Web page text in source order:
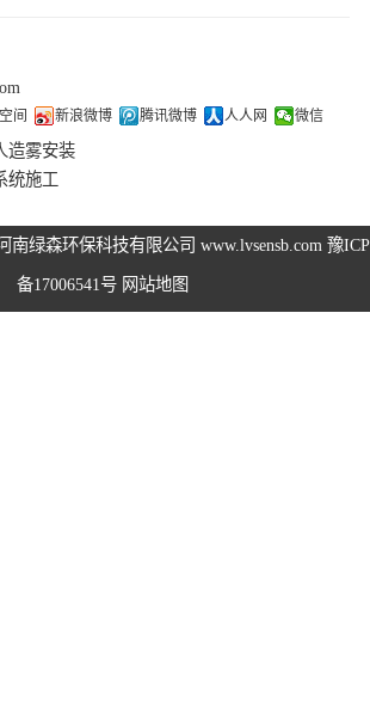
间 新浪微博 腾讯微博 人人网 微信
造雾安装
统施工
南绿森环保科技有限公司 www.lvsensb.com 豫ICP
备17006541号 网站地图